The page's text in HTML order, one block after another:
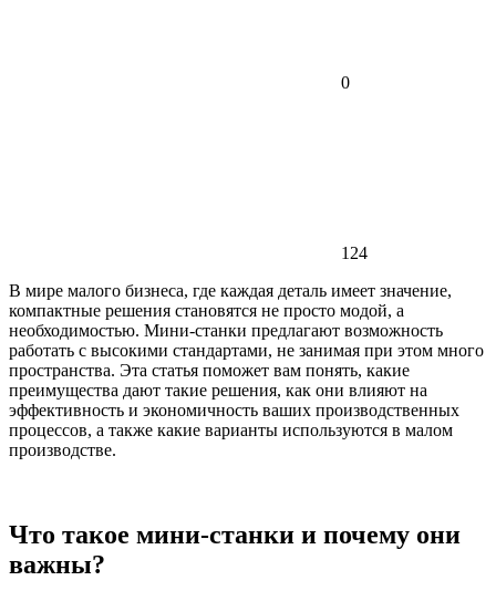
0
124
В мире малого бизнеса, где каждая деталь имеет значение,
компактные решения становятся не просто модой, а
необходимостью. Мини-станки предлагают возможность
работать с высокими стандартами, не занимая при этом много
пространства. Эта статья поможет вам понять, какие
преимущества дают такие решения, как они влияют на
эффективность и экономичность ваших производственных
процессов, а также какие варианты используются в малом
производстве.
Что такое мини-станки и почему они
важны?